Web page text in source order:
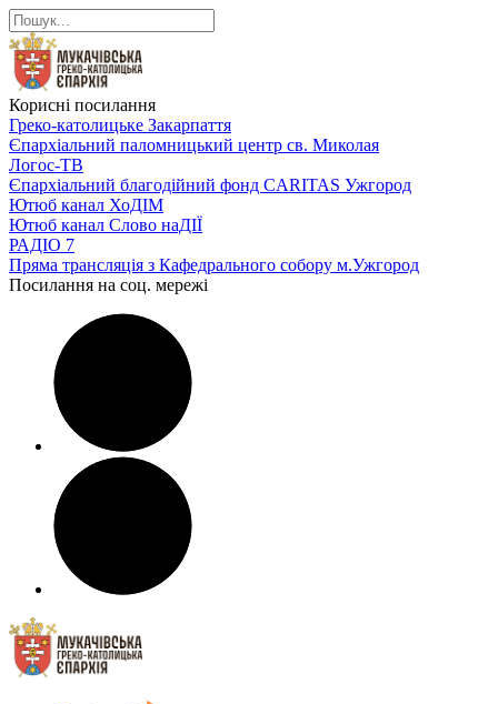
Корисні посилання
Греко-католицьке Закарпаття
Єпархіальний паломницький центр св. Миколая
Логос-ТВ
Єпархіальний благодійний фонд CARITAS Ужгород
Ютюб канал ХоДІМ
Ютюб канал Слово наДІЇ
РАДІО 7
Пряма трансляція з Кафедрального собору м.Ужгород
Посилання на соц. мережі